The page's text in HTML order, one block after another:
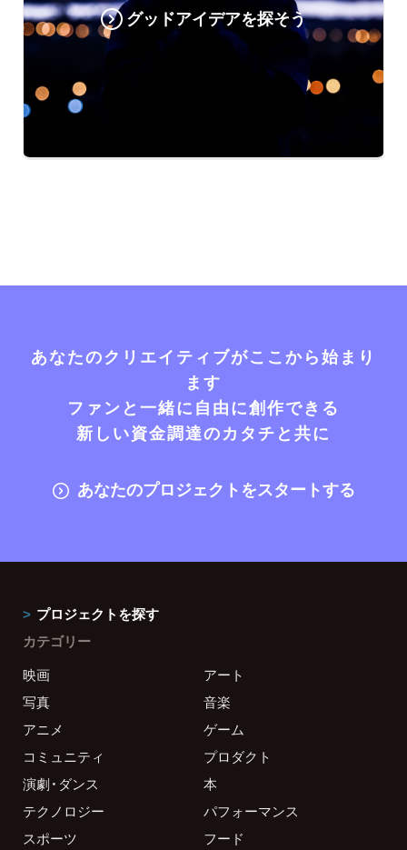
グッドアイデアを探そう
あなたのクリエイティブがここから始まり
ます
ファンと一緒に自由に創作できる
新しい資金調達のカタチと共に
あなたのプロジェクトをスタートする
プロジェクトを探す
カテゴリー
映画
アート
写真
音楽
アニメ
ゲーム
コミュニティ
プロダクト
演劇・ダンス
本
テクノロジー
パフォーマンス
スポーツ
フード